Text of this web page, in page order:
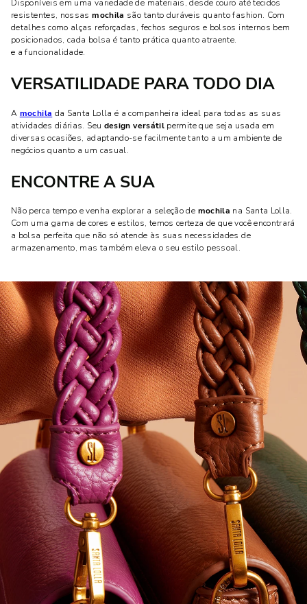
Disponíveis em uma variedade de materiais, desde couro até tecidos
resistentes, nossasmochila são tanto duráveis quanto fashion. Com
detalhes como alças reforçadas, fechos seguros e bolsos internos bem
posicionados, cada bolsa é tanto prática quanto atraente.
e a funcionalidade.
VERSATILIDADE PARA TODO DIA
A mochila da Santa Lolla é a companheira ideal para todas as suas
atividades diárias. Seu design versátil permite que seja usada em
diversas ocasiões, adaptando-se facilmente tanto a um ambiente de
negócios quanto a um casual.
ENCONTRE A SUA
Não perca tempo e venha explorar a seleção de mochila na Santa Lolla.
Com uma gama de cores e estilos, temos certeza de que você encontrará
a bolsa perfeita que não só atende às suas necessidades de
armazenamento, mas também eleva o seu estilo pessoal.